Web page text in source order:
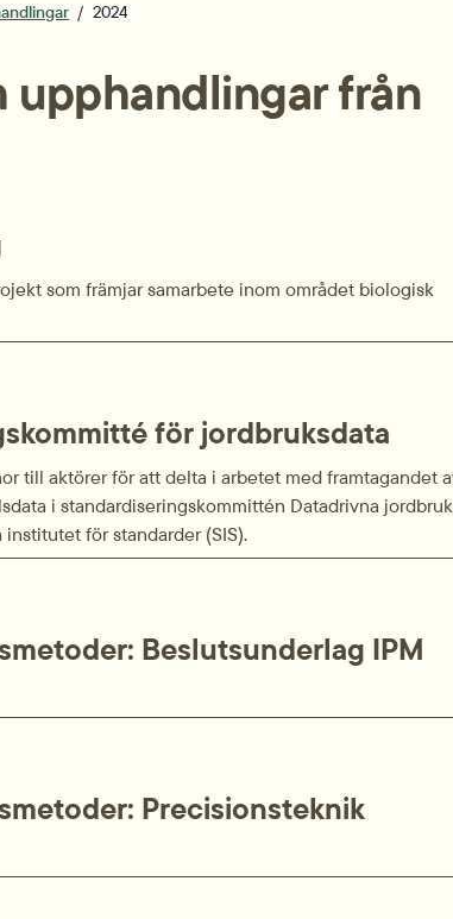
2024
upphandlingar från
som främjar samarbete inom området biologisk
för jordbruksdata
till aktörer för att delta i arbetet med framtagandet
i standardiseringskommittén Datadrivna
för standarder (SIS).
Beslutsunderlag IPM
Precisionsteknik